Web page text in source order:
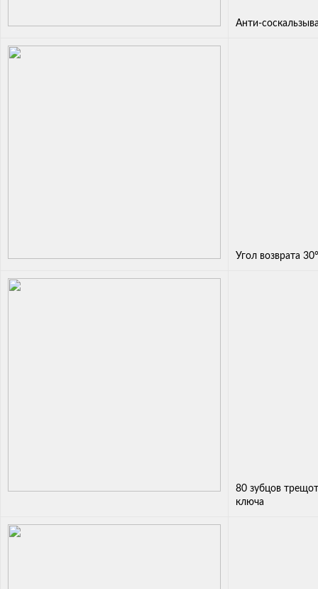
Анти-
Угол возврата 30°
80 зубцов
ключа